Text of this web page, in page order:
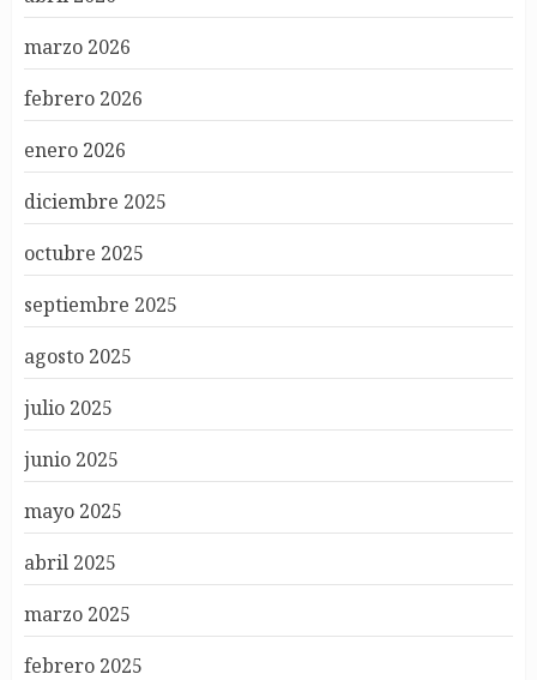
marzo 2026
febrero 2026
enero 2026
diciembre 2025
octubre 2025
septiembre 2025
agosto 2025
julio 2025
junio 2025
mayo 2025
abril 2025
marzo 2025
febrero 2025